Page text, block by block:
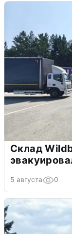
Склад
5 августа 0